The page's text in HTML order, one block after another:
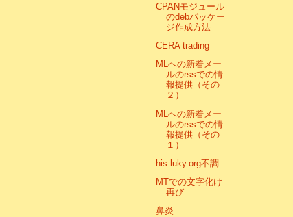
CPANモジュール
のdebパッケー
ジ作成方法
CERA trading
MLへの新着メー
ルのrssでの情
報提供（その
２）
MLへの新着メー
ルのrssでの情
報提供（その
１）
his.luky.org不調
MTでの文字化け
再び
鼻炎